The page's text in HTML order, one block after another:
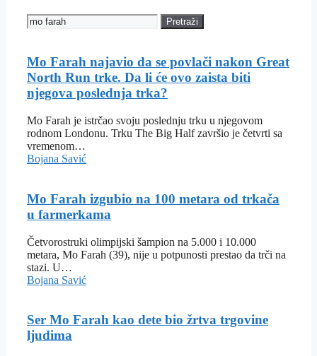
Pretraži
Mo Farah najavio da se povlači nakon Great
North Run trke. Da li će ovo zaista biti
njegova poslednja trka?
Mo Farah je istrčao svoju poslednju trku u njegovom
rodnom Londonu. Trku The Big Half završio je četvrti sa
vremenom…
Bojana Savić
Mo Farah izgubio na 100 metara od trkača
u farmerkama
Četvorostruki olimpijski šampion na 5.000 i 10.000
metara, Mo Farah (39), nije u potpunosti prestao da trči na
stazi. U…
Bojana Savić
Ser Mo Farah kao dete bio žrtva trgovine
ljudima